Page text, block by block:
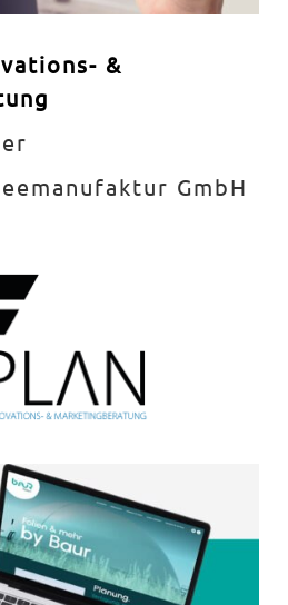
&
GmbH